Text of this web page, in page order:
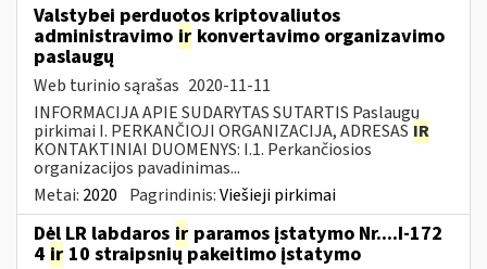
Valstybei perduotos kriptovaliutos
administravimo ir konvertavimo organizavimo
paslaugų
Web turinio sąrašas 2020-11-11
INFORMACIJA APIE SUDARYTAS SUTARTIS Paslaugų
pirkimai I. PERKANČIOJI ORGANIZACIJA, ADRESAS IR
KONTAKTINIAI DUOMENYS: I.1. Perkančiosios
organizacijos pavadinimas...
Metai: 2020 Pagrindinis:Viešieji pirkimai
Dėl LR labdaros ir paramos įstatymo Nr....I-172
4 ir 10 straipsnių pakeitimo įstatymo